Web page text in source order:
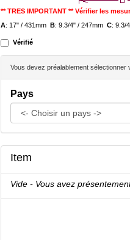
** TRES IMPORTANT ** Vérifier les
A: 17" / 431mm B: 9.3/4" / 247mm C: 9.3/
Vérifié
Vous devez préalablement
Pays
Item
Vide - Vous avez